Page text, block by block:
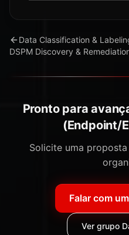
Data Classification &
DSPM Discovery &
Pronto para
(Endpoint/
Solicite uma
Falar com
Ver grupo